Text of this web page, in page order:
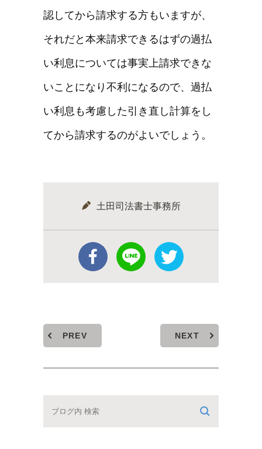
認してから請求する方もいますが、
それだと本来請求できるはずの過払
い利息については事実上請求できな
いことになり不利になるので、過払
い利息も考慮した引き直し計算をし
てから請求するのがよいでしょう。
土田司法書士事務所
PREV NEXT